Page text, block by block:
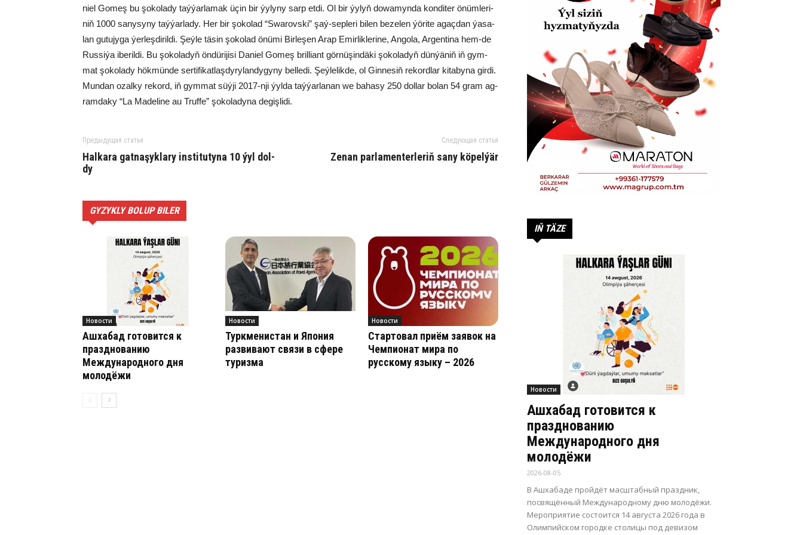
ni­el Go­meş bu şo­ko­la­dy taý­ýar­la­mak üçin bir ýy­ly­ny sarp et­di. Ol bir ýy­lyň do­wa­myn­da kon­di­ter önüm­le­ri­
niň 1000 sa­ny­sy­ny taý­ýar­la­dy. Her bir şo­ko­lad “Swa­rovski” şaý-sep­le­ri bi­len be­ze­len ýö­ri­te agaç­dan ýa­sa­
lan gu­tu­jy­ga ýer­leş­di­ril­di. Şeý­le tä­sin şo­ko­lad önü­mi Bir­le­şen Arap Emir­lik­le­ri­ne, An­go­la, Ar­gen­ti­na hem-de
Rus­si­ýa ibe­ril­di. Bu şo­ko­la­dyň ön­dü­ri­ji­si Da­ni­el Go­meş bril­liant gör­nü­şin­dä­ki şo­ko­la­dyň dün­ýä­niň iň gym­
mat şokolady hök­mün­de ser­ti­fi­kat­laş­dy­ry­lan­dy­gy­ny bel­le­di. Şeý­le­lik­de, ol Gin­ne­siň re­kord­lar ki­ta­by­na gir­di.
Mun­dan ozal­ky re­kord, iň gym­mat süý­ji 2017-nji ýyl­da taý­ýar­la­nan we ba­ha­sy 250 dol­lar bo­lan 54 gram ag­
ram­da­ky “La Ma­de­li­ne au Truf­fe” şo­ko­la­dy­na de­giş­li­di.
Предыдущая статья
Hal­ka­ra gat­na­şyk­la­ry ins­ti­tu­ty­na 10 ýyl dol­
dy
Следующая статья
Ze­nan par­la­men­ter­le­riň sa­ny kö­pel­ýär
GYZYKLY BOLUP BILER
Новости
Ашхабад готовится к
празднованию
Международного дня
молодёжи
Новости
Туркменистан и Япония
развивают связи в сфере
туризма
Новости
Стартовал приём заявок на
Чемпионат мира по
русскому языку – 2026
IŇ TÄZE
Новости
Ашхабад готовится к
празднованию
Международного дня
молодёжи
2026-08-05
В Ашхабаде пройдёт масштабный праздник,
посвящённый Международному дню молодёжи.
Мероприятие состоится 14 августа 2026 года в
Олимпийском городке столицы под девизом